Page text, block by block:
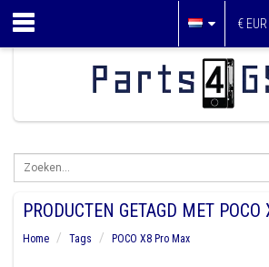
€ EUR
PRODUCTEN GETAGD MET
Home Tags
POCO X8 Pro Max